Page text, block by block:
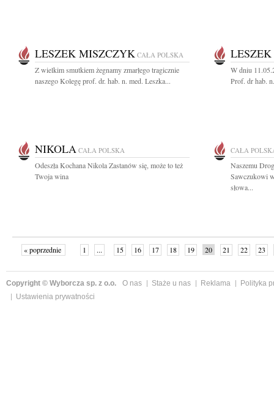
LESZEK MISZCZYK CAŁA POLSKA
Z wielkim smutkiem żegnamy zmarłego tragicznie
naszego Kolegę prof. dr. hab. n. med. Leszka...
W dniu
Prof. dr hab.
NIKOLA CAŁA POLSKA
Odeszła Kochana Nikola Zastanów się, może to też
Twoja wina
CAŁA
Naszemu
Sawczukowi
słowa...
« poprzednie 1 ... 15 16 17 18 19 20 21 22
23
Copyright © Wyborcza sp. z o.o. O nas Staże u nas Reklama
Polityka
Ustawienia prywatności